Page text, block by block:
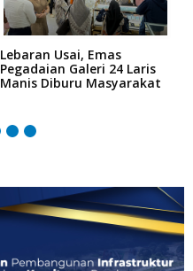
Lebaran Usai, Emas
Pegadaian Galeri 24 Laris
Manis Diburu Masyarakat